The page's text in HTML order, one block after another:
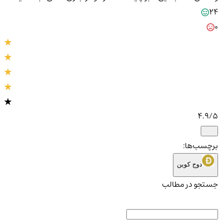
24
4.9/5
برچسب‌ها:
دوج کوین
جستجو در مطالب